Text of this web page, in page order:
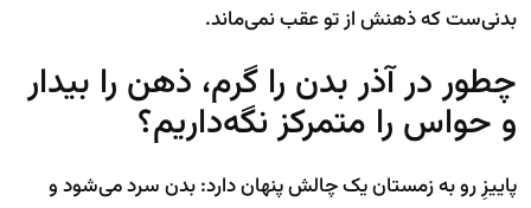
بدنی‌ست که ذهنش از تو عقب نمی‌ماند.
چطور در آذر بدن را گرم، ذهن را بیدار
و حواس را متمرکز نگه‌داریم؟
پاییزِ رو به زمستان یک چالش پنهان دارد: بدن سرد می‌شود و